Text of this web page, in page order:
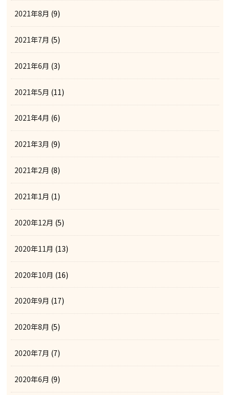
2021年8月 (9)
2021年7月 (5)
2021年6月 (3)
2021年5月 (11)
2021年4月 (6)
2021年3月 (9)
2021年2月 (8)
2021年1月 (1)
2020年12月 (5)
2020年11月 (13)
2020年10月 (16)
2020年9月 (17)
2020年8月 (5)
2020年7月 (7)
2020年6月 (9)